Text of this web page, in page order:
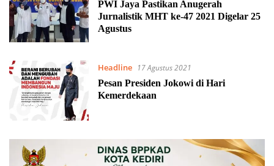
PWI Jaya Pastikan Anugerah
Jurnalistik MHT ke-47 2021 Digelar 25
Agustus
Headline
17 Agustus 2021
Pesan Presiden Jokowi di Hari
Kemerdekaan